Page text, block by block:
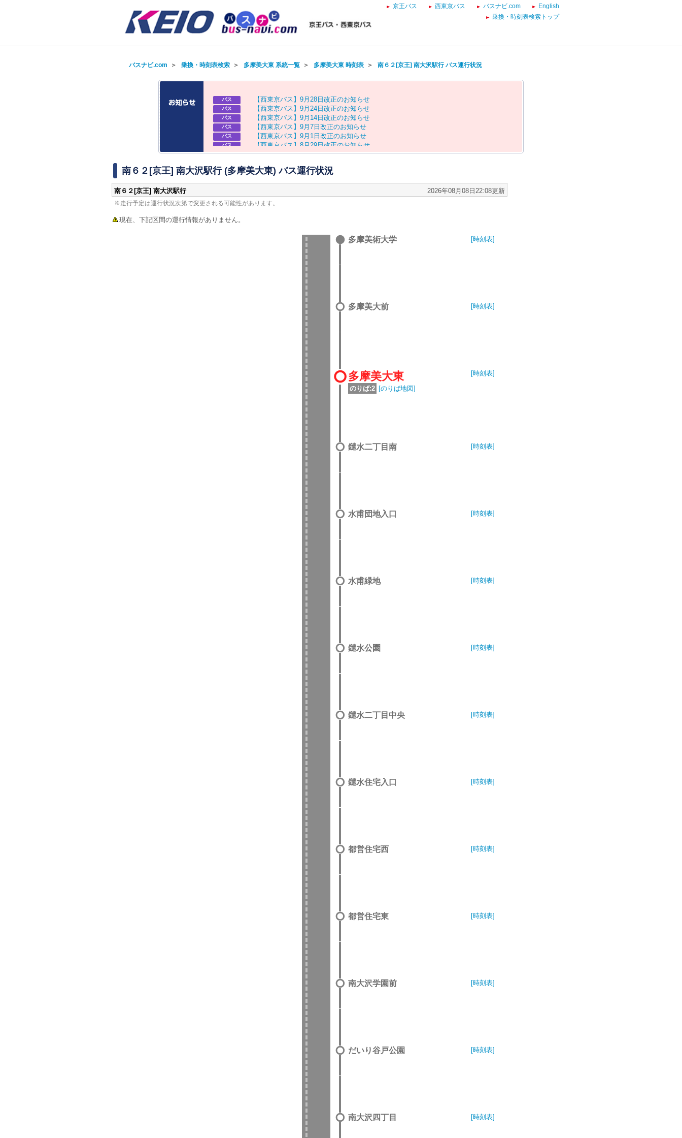
京王バス 西東京バス バスナビ.com
English
乗換・時刻表検索トップ
バスナビ.com ＞ 乗換・時刻表検索＞ 多摩美大東 系統一覧＞ 多摩美大東 時刻表＞ 南６２[京王] 南大沢駅行 バス運行状況
バス 【西東京バス 】 9月 28 日 改正のお知 らせ
バス 【西東京バス 】 9月 24 日 改正のお知 らせ
バス 【西東京バス 】 9月 14 日 改正のお知 らせ
バス 【西東京バス 】 9月 7 日 改正のお知 らせ
バス 【西東京バス 】 9月 1 日 改正のお知 らせ
バス 【西東京バス 】 8 月 29日改正のお知 らせ
バス 【京王バス】お盆ダイヤのお知らせ
南６２[京王] 南大沢駅行 (多摩美大東) バス運行状況
南６２[京王] 南大沢駅行 2026年08月08日22:08更新
※走行予定は運行状況次第で変更される可能性があります。
現在、下記区間の運行情報がありません。
多摩美術大学 [時刻表]
多摩美大前 [時刻表]
多摩美大東
のりば:2 [のりば地図]
[時刻表]
鑓水二丁目南 [時刻表]
水甫団地入口 [時刻表]
水甫緑地 [時刻表]
鑓水公園 [時刻表]
鑓水二丁目中央 [時刻表]
鑓水住宅入口 [時刻表]
都営住宅西 [時刻表]
都営住宅東 [時刻表]
南大沢学園前 [時刻表]
だいり谷戸公園 [時刻表]
南大沢四丁目 [時刻表]